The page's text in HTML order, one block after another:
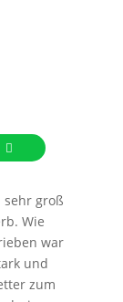
sehr groß
Wie
war
und
zum